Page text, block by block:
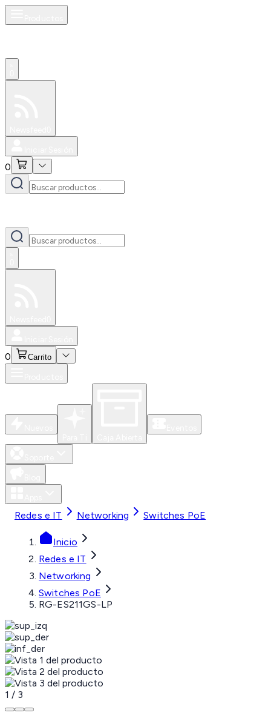
0
0 Carrito
Redes e IT Networking Switches PoE
Inicio
Redes e IT
Networking
Switches PoE
RG-ES211GS-LP
1 / 3